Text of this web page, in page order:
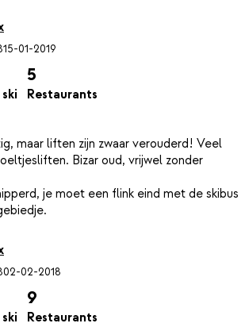
15-01-2019
5
Restaurants
maar liften zijn zwaar verouderd! Veel
Bizar oud, vrijwel zonder
je moet een flink eind met de skibus
02-02-2018
9
Restaurants